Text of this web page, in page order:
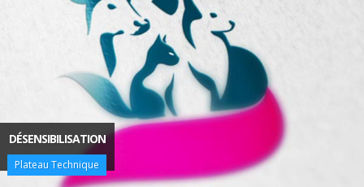
DÉSENSIBILISATION
Plateau Technique